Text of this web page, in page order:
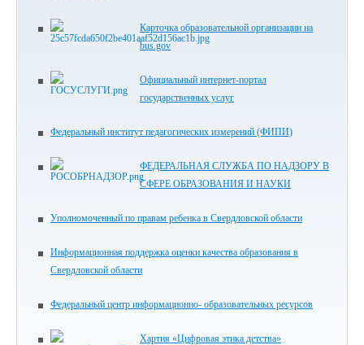
Карточка образовательной организации на
bus.gov
Официальный интернет-портал
государственных услуг
Федеральный институт педагогических измерений (ФИПИ)
ФЕДЕРАЛЬНАЯ СЛУЖБА ПО НАДЗОРУ В
СФЕРЕ ОБРАЗОВАНИЯ И НАУКИ
Уполномоченный по правам ребенка в Свердловской области
Информационная поддержка оценки качества образования в
Свердловской области
Федеральный центр информационно- образовательных ресурсов
Хартия «Цифровая этика детства»